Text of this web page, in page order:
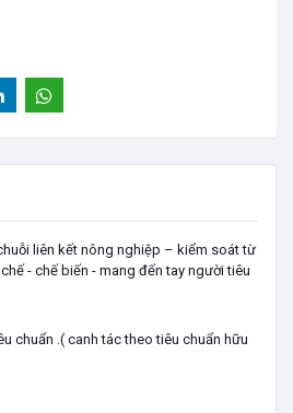
liên kết nông nghiệp – kiểm soát từ
- chế biến - mang đến tay người tiêu
chuẩn .( canh tác theo tiêu chuẩn hữu